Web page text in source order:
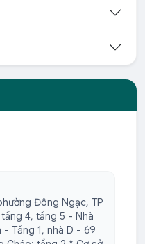
Đông Ngạc, TP
4, tầng 5 - Nhà
- Tầng 1, nhà D - 69